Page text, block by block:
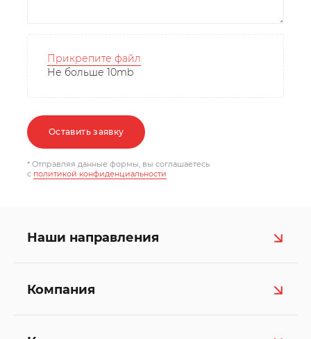
Прикрепите файл
Не больше 10mb
Оставить заявку
* Отправляя данные формы, вы соглашаетесь
c политикой конфиденциальности
Наши направления
Компания